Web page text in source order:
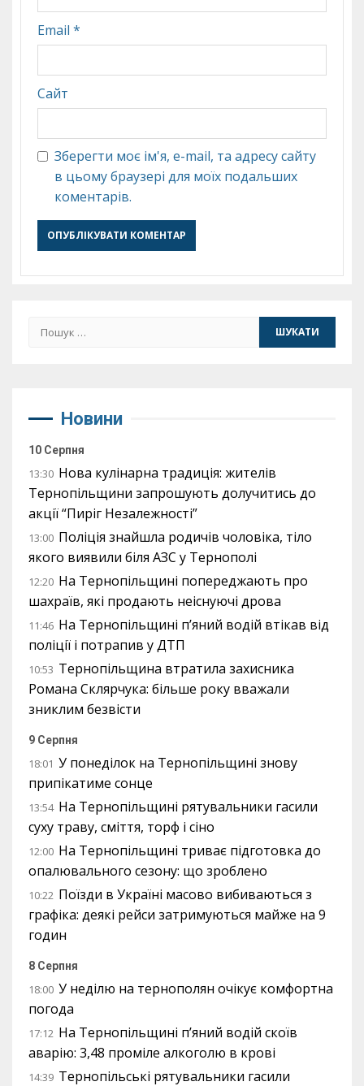
Email *
Сайт
Зберегти моє ім'я, e-mail, та адресу сайту
в цьому браузері для моїх подальших
коментарів.
Пошук:
Новини
10 Серпня
13:30 Нова кулінарна традиція: жителів
Тернопільщини запрошують долучитись до
акції “Пиріг Незалежності”
13:00 Поліція знайшла родичів чоловіка, тіло
якого виявили біля АЗС у Тернополі
12:20 На Тернопільщині попереджають про
шахраїв, які продають неіснуючі дрова
11:46 На Тернопільщині п’яний водій втікав від
поліції і потрапив у ДТП
10:53 Тернопільщина втратила захисника
Романа Склярчука: більше року вважали
зниклим безвісти
9 Серпня
18:01 У понеділок на Тернопільщині знову
припікатиме сонце
13:54 На Тернопільщині рятувальники гасили
суху траву, сміття, торф і сіно
12:00 На Тернопільщині триває підготовка до
опалювального сезону: що зроблено
10:22 Поїзди в Україні масово вибиваються з
графіка: деякі рейси затримуються майже на 9
годин
8 Серпня
18:00 У неділю на тернополян очікує комфортна
погода
17:12 На Тернопільщині п’яний водій скоїв
аварію: 3,48 проміле алкоголю в крові
14:39 Тернопільські рятувальники гасили